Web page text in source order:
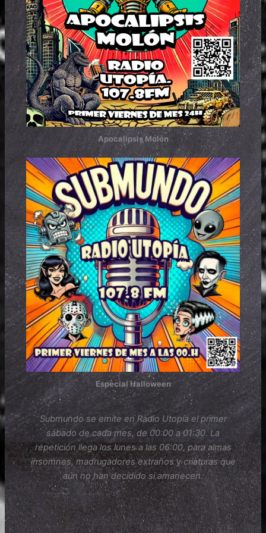
Apocalipsis Molón
Especial Halloween
Submundo se emite en Radio Utopía el primer
sábado de cada mes, de 00:00 a 01:30. La
repetición llega los lunes a las 06:00, para almas
insomnes, madrugadores extraños y criaturas que
aún no han decidido si amanecen.